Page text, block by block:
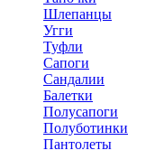
Шлепанцы
Угги
Туфли
Сапоги
Сандалии
Балетки
Полусапоги
Полуботинки
Пантолеты